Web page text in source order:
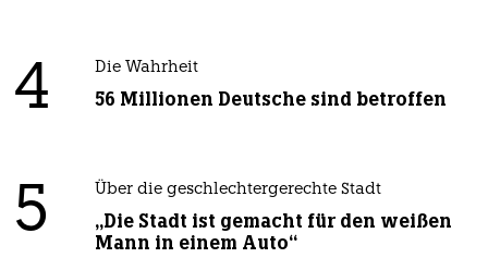
4 Die Wahrheit
56 Millionen Deutsche sind betroffen
5 Über die geschlechtergerechte Stadt
„Die Stadt ist gemacht für den weißen
Mann in einem Auto“